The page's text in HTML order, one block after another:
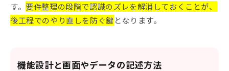
す。 要件整理の段階で認識のズレを解消しておくことが、
後工程でのやり直しを防ぐ鍵となります。
機能設計と画面やデータの記述方法